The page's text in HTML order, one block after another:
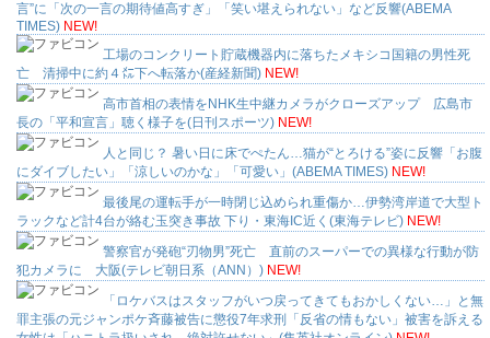
言”に「次の一言の期待値高すぎ」「笑い堪えられない」など反響(ABEMA
TIMES) NEW!
工場のコンクリート貯蔵機器内に落ちたメキシコ国籍の男性死
亡 清掃中に約４㍍下へ転落か(産経新聞) NEW!
高市首相の表情をNHK生中継カメラがクローズアップ 広島市
長の「平和宣言」聴く様子を(日刊スポーツ) NEW!
人と同じ？ 暑い日に床でぺたん…猫が“とろける”姿に反響「お腹
にダイブしたい」「涼しいのかな」「可愛い」(ABEMA TIMES) NEW!
最後尾の運転手が一時閉じ込められ重傷か…伊勢湾岸道で大型ト
ラックなど計4台が絡む玉突き事故 下り・東海IC近く(東海テレビ) NEW!
警察官が発砲“刃物男”死亡 直前のスーパーでの異様な行動が防
犯カメラに 大阪(テレビ朝日系（ANN）) NEW!
「ロケバスはスタッフがいつ戻ってきてもおかしくない…」と無
罪主張の元ジャンポケ斉藤被告に懲役7年求刑「反省の情もない」被害を訴える